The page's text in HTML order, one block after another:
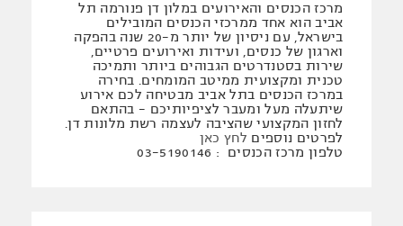
מרכז הכנסים והאירועים במלון דן פנורמה תל
אביב הוא אחד ממרכזי הכנסים המובילים
בישראל, עם ניסיון של יותר מ-20 שנה בהפקה
וארגון של כנסים, ועידות ואירועים פרטיים,
שירות בסטנדרטים הגבוהים ביותר ותמיכה
טכנית ומקצועית ממיטב המומחים. בחירה
במרכז הכנסים בתל אביב מבטיחה לכם אירוע
שיתעלה מעל ומעבר לציפיותיכם - בהתאם
לחזון המקצועי שהציבה לעצמה רשת מלונות דן.
לפרטים נוספים לחץ כאן
טלפון מרכז הכנסים : 03-5190146